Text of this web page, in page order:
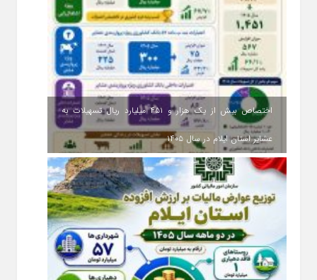
اختصاص بیش از یک هزار و ۴۵۱ میلیارد ریال تسهیلات به
عشایر استان ایلام در سال ۱۴۰۵